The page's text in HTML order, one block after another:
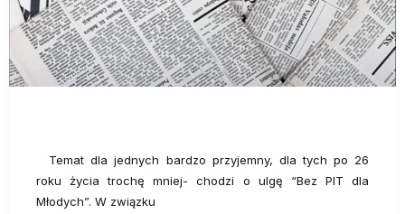
Temat dla jednych bardzo przyjemny, dla tych po 26
roku życia trochę mniej- chodzi o ulgę “Bez PIT dla
Młodych”. W związku